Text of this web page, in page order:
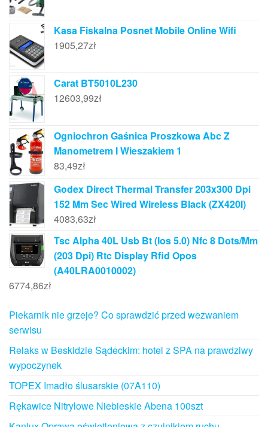
Kasa Fiskalna Posnet Mobile Online Wifi
1905,27zł
Carat BT5010L230
12603,99zł
Ogniochron Gaśnica Proszkowa Abc Z
Manometrem I Wieszakiem 1
83,49zł
Godex Direct Thermal Transfer 203x300 Dpi
152 Mm Sec Wired Wireless Black (ZX420I)
4083,63zł
Tsc Alpha 40L Usb Bt (Ios 5.0) Nfc 8 Dots/Mm
(203 Dpi) Rtc Display Rfid Opos
(A40LRA0010002)
6774,86zł
Piekarnik nie grzeje? Co sprawdzić przed wezwaniem
serwisu
Relaks w Beskidzie Sądeckim: hotel z SPA na prawdziwy
wypoczynek
TOPEX Imadło ślusarskie (07A110)
Rękawice Nitrylowe Niebieskie Abena 100szt